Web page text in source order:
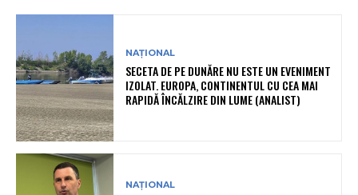
NAȚIONAL
SECETA DE PE DUNĂRE NU ESTE UN EVENIMENT
IZOLAT. EUROPA, CONTINENTUL CU CEA MAI
RAPIDĂ ÎNCĂLZIRE DIN LUME (ANALIST)
NAȚIONAL